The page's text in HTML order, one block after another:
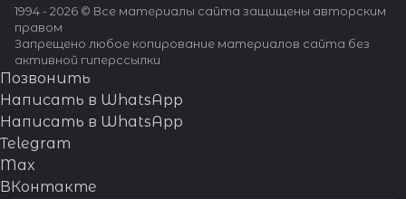
1994 - 2026 © Все материалы сайта защищены авторским
правом
Запрещено любое копирование материалов сайта без
активной гиперссылки
Позвонить
Написать в WhatsApp
Написать в WhatsApp
Telegram
Max
ВКонтакте